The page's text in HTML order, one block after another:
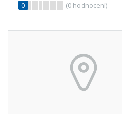
0
(0 hodnocení)